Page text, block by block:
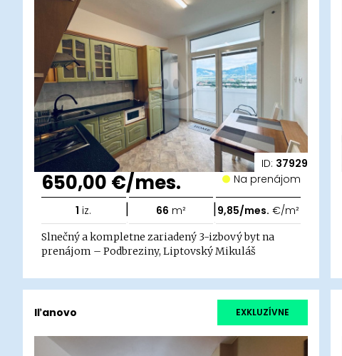
ID: 37929
650,00 €/mes. Na prenájom
1 iz. | 66 m² |9,85/mes. €/m²
Slnečný a kompletne zariadený 3-izbový byt na
prenájom – Podbreziny, Liptovský Mikuláš
Iľanovo EXKLUZÍVNE